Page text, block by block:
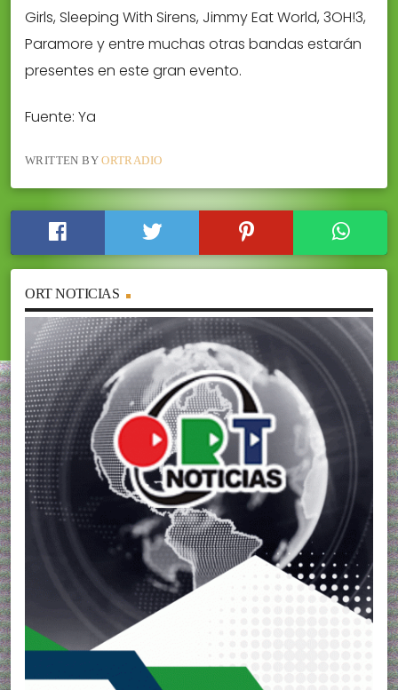
Girls, Sleeping With Sirens, Jimmy Eat World, 3OH!3,
Paramore y entre muchas otras bandas estarán
presentes en este gran evento.
Fuente: Ya
WRITTEN BYORTRADIO
ORT NOTICIAS